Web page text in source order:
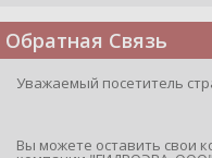
Обратная Связь
Уважаемый посетитель
Вы можете оставить свои